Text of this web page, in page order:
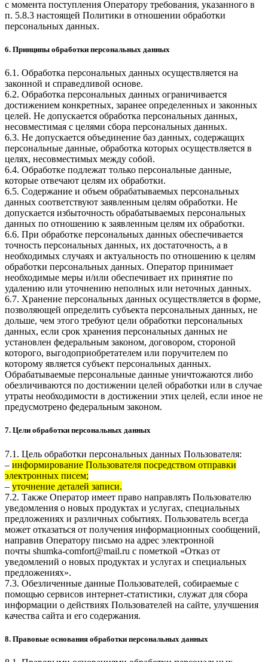
с момента поступления Оператору требования, указанного в
п. 5.8.3 настоящей Политики в отношении обработки
персональных данных.
6. Принципы обработки персональных данных
6.1. Обработка персональных данных осуществляется на
законной и справедливой основе.
6.2. Обработка персональных данных ограничивается
достижением конкретных, заранее определенных и законных
целей. Не допускается обработка персональных данных,
несовместимая с целями сбора персональных данных.
6.3. Не допускается объединение баз данных, содержащих
персональные данные, обработка которых осуществляется в
целях, несовместимых между собой.
6.4. Обработке подлежат только персональные данные,
которые отвечают целям их обработки.
6.5. Содержание и объем обрабатываемых персональных
данных соответствуют заявленным целям обработки. Не
допускается избыточность обрабатываемых персональных
данных по отношению к заявленным целям их обработки.
6.6. При обработке персональных данных обеспечивается
точность персональных данных, их достаточность, а в
необходимых случаях и актуальность по отношению к целям
обработки персональных данных. Оператор принимает
необходимые меры и/или обеспечивает их принятие по
удалению или уточнению неполных или неточных данных.
6.7. Хранение персональных данных осуществляется в форме,
позволяющей определить субъекта персональных данных, не
дольше, чем этого требуют цели обработки персональных
данных, если срок хранения персональных данных не
установлен федеральным законом, договором, стороной
которого, выгодоприобретателем или поручителем по
которому является субъект персональных данных.
Обрабатываемые персональные данные уничтожаются либо
обезличиваются по достижении целей обработки или в случае
утраты необходимости в достижении этих целей, если иное не
предусмотрено федеральным законом.
7. Цели обработки персональных данных
7.1. Цель обработки персональных данных Пользователя:
– информирование Пользователя посредством отправки
электронных писем;
– уточнение деталей записи.
7.2. Также Оператор имеет право направлять Пользователю
уведомления о новых продуктах и услугах, специальных
предложениях и различных событиях. Пользователь всегда
может отказаться от получения информационных сообщений,
направив Оператору письмо на адрес электронной
почты shumka-comfort@mail.ru с пометкой «Отказ от
уведомлений о новых продуктах и услугах и специальных
предложениях».
7.3. Обезличенные данные Пользователей, собираемые с
помощью сервисов интернет-статистики, служат для сбора
информации о действиях Пользователей на сайте, улучшения
качества сайта и его содержания.
8. Правовые основания обработки персональных данных